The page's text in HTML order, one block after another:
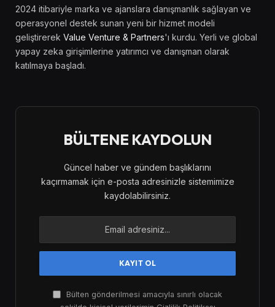
2024 itibariyle marka ve ajanslara danışmanlık sağlayan ve
operasyonel destek sunan yeni bir hizmet modeli
geliştirerek Value Venture & Partners'ı kurdu. Yerli ve global
yapay zeka girişimlerine yatırımcı ve danışman olarak
katılmaya başladı.
BÜLTENE KAYDOLUN
Güncel haber ve gündem başlıklarını
kaçırmamak için e-posta adresinizle sistemimize
kaydolabilirsiniz.
Bülten gönderilmesi amacıyla sınırlı olacak